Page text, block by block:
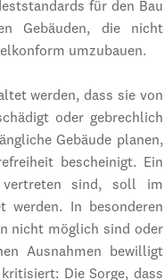
für den Bau
Gebäuden, die nicht
umzubauen.
werden, dass sie von
oder gebrechlich
Gebäude planen,
bescheinigt. Ein
vertreten sind, soll im
werden. In besonderen
nicht möglich sind oder
Ausnahmen bewilligt
Die Sorge, dass